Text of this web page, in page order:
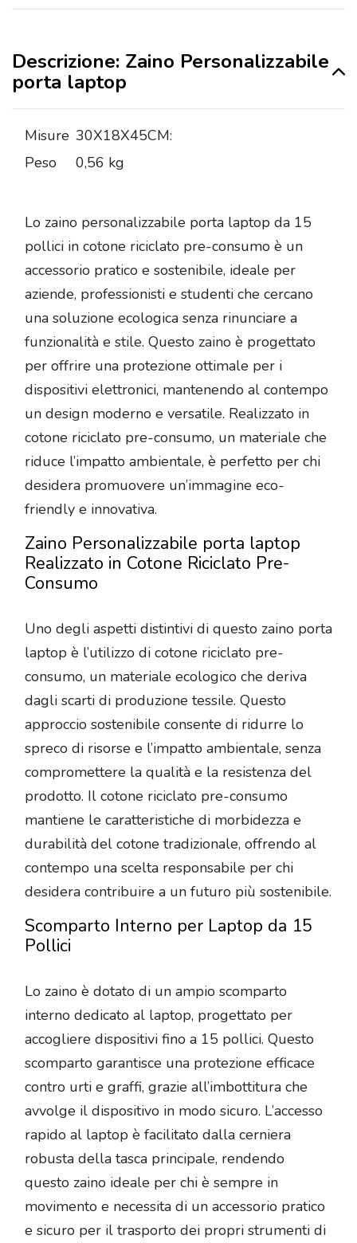
Descrizione: Zaino Personalizzabile
porta laptop
Misure 30X18X45CM:
Peso
0,56 kg
Lo zaino personalizzabile porta laptop da 15
pollici in cotone riciclato pre-consumo è un
accessorio pratico e sostenibile, ideale per
aziende, professionisti e studenti che cercano
una soluzione ecologica senza rinunciare a
funzionalità e stile. Questo zaino è progettato
per offrire una protezione ottimale per i
dispositivi elettronici, mantenendo al contempo
un design moderno e versatile. Realizzato in
cotone riciclato pre-consumo, un materiale che
riduce l’impatto ambientale, è perfetto per chi
desidera promuovere un’immagine eco-
friendly e innovativa.
Zaino Personalizzabile porta laptop
Realizzato in Cotone Riciclato Pre-
Consumo
Uno degli aspetti distintivi di questo zaino porta
laptop è l’utilizzo di cotone riciclato pre-
consumo, un materiale ecologico che deriva
dagli scarti di produzione tessile. Questo
approccio sostenibile consente di ridurre lo
spreco di risorse e l’impatto ambientale, senza
compromettere la qualità e la resistenza del
prodotto. Il cotone riciclato pre-consumo
mantiene le caratteristiche di morbidezza e
durabilità del cotone tradizionale, offrendo al
contempo una scelta responsabile per chi
desidera contribuire a un futuro più sostenibile.
Scomparto Interno per Laptop da 15
Pollici
Lo zaino è dotato di un ampio scomparto
interno dedicato al laptop, progettato per
accogliere dispositivi fino a 15 pollici. Questo
scomparto garantisce una protezione efficace
contro urti e graffi, grazie all’imbottitura che
avvolge il dispositivo in modo sicuro. L’accesso
rapido al laptop è facilitato dalla cerniera
robusta della tasca principale, rendendo
questo zaino ideale per chi è sempre in
movimento e necessita di un accessorio pratico
e sicuro per il trasporto dei propri strumenti di